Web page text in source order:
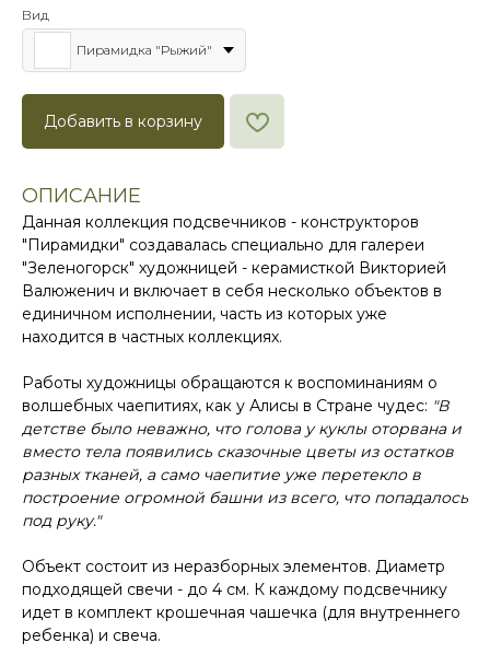
Вид
Пирамидка "Рыжий"
Добавить в корзину
ОПИСАНИЕ
Данная коллекция подсвечников - конструкторов
"Пирамидки" создавалась специально для галереи
"Зеленогорск" художницей - керамисткой Викторией
Валюженич и включает в себя несколько объектов в
единичном исполнении, часть из которых уже
находится в частных коллекциях.
Работы художницы обращаются к воспоминаниям о
волшебных чаепитиях, как у Алисы в Стране чудес: "В
детстве было неважно, что голова у куклы оторвана и
вместо тела появились сказочные цветы из остатков
разных тканей, а само чаепитие уже перетекло в
построение огромной башни из всего, что попадалось
под руку."
Объект состоит из неразборных элементов. Диаметр
подходящей свечи - до 4 см. К каждому подсвечнику
идет в комплект крошечная чашечка (для внутреннего
ребенка) и свеча.